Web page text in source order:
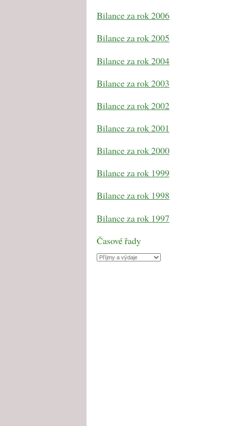
Bilance za rok 2006
Bilance za rok 2005
Bilance za rok 2004
Bilance za rok 2003
Bilance za rok 2002
Bilance za rok 2001
Bilance za rok 2000
Bilance za rok 1999
Bilance za rok 1998
Bilance za rok 1997
Časové řady